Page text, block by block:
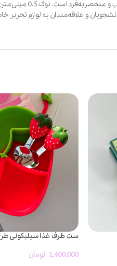
پک روان
و علاقه‌مندان به لوازم
ست ظرف غذا سیلیکونی
1,400,000 تومان